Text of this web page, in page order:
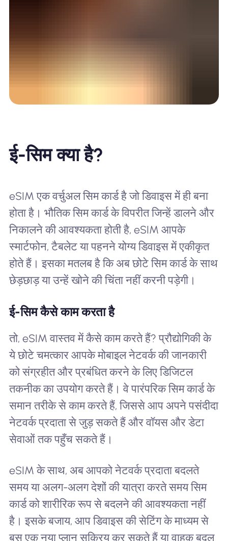
ई-सिम क्या है?
eSIM एक वर्चुअल सिम कार्ड है जो डिवाइस में ही बना
होता है। भौतिक सिम कार्ड के विपरीत जिन्हें डालने और
निकालने की आवश्यकता होती है, eSIM आपके
स्मार्टफोन, टैबलेट या पहनने योग्य डिवाइस में एकीकृत
होते हैं। इसका मतलब है कि अब छोटे सिम कार्ड के साथ
छेड़छाड़ या उन्हें खोने की चिंता नहीं करनी पड़ेगी।
ई-सिम कैसे काम करता है
तो, eSIM वास्तव में कैसे काम करते हैं? प्रौद्योगिकी के
ये छोटे चमत्कार आपके मोबाइल नेटवर्क की जानकारी
को संग्रहीत और प्रबंधित करने के लिए डिजिटल
तकनीक का उपयोग करते हैं। वे पारंपरिक सिम कार्ड के
समान तरीके से काम करते हैं, जिससे आप अपने पसंदीदा
नेटवर्क प्रदाता से जुड़ सकते हैं और वॉयस और डेटा
सेवाओं तक पहुँच सकते हैं।
eSIM के साथ, अब आपको नेटवर्क प्रदाता बदलते
समय या अलग-अलग देशों की यात्रा करते समय सिम
कार्ड को शारीरिक रूप से बदलने की आवश्यकता नहीं
है। इसके बजाय, आप डिवाइस की सेटिंग के माध्यम से
बस एक नया प्लान सक्रिय कर सकते हैं या वाहक बदल